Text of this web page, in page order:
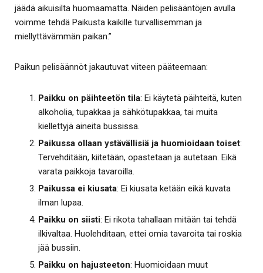
jäädä aikuisilta huomaamatta. Näiden pelisääntöjen avulla
voimme tehdä Paikusta kaikille turvallisemman ja
miellyttävämmän paikan.”
Paikun pelisäännöt jakautuvat viiteen pääteemaan:
Paikku on päihteetön tila: Ei käytetä päihteitä, kuten
alkoholia, tupakkaa ja sähkötupakkaa, tai muita
kiellettyjä aineita bussissa.
Paikussa ollaan ystävällisiä ja huomioidaan toiset:
Tervehditään, kiitetään, opastetaan ja autetaan. Eikä
varata paikkoja tavaroilla.
Paikussa ei kiusata: Ei kiusata ketään eikä kuvata
ilman lupaa.
Paikku on siisti: Ei rikota tahallaan mitään tai tehdä
ilkivaltaa. Huolehditaan, ettei omia tavaroita tai roskia
jää bussiin.
Paikku on hajusteeton: Huomioidaan muut